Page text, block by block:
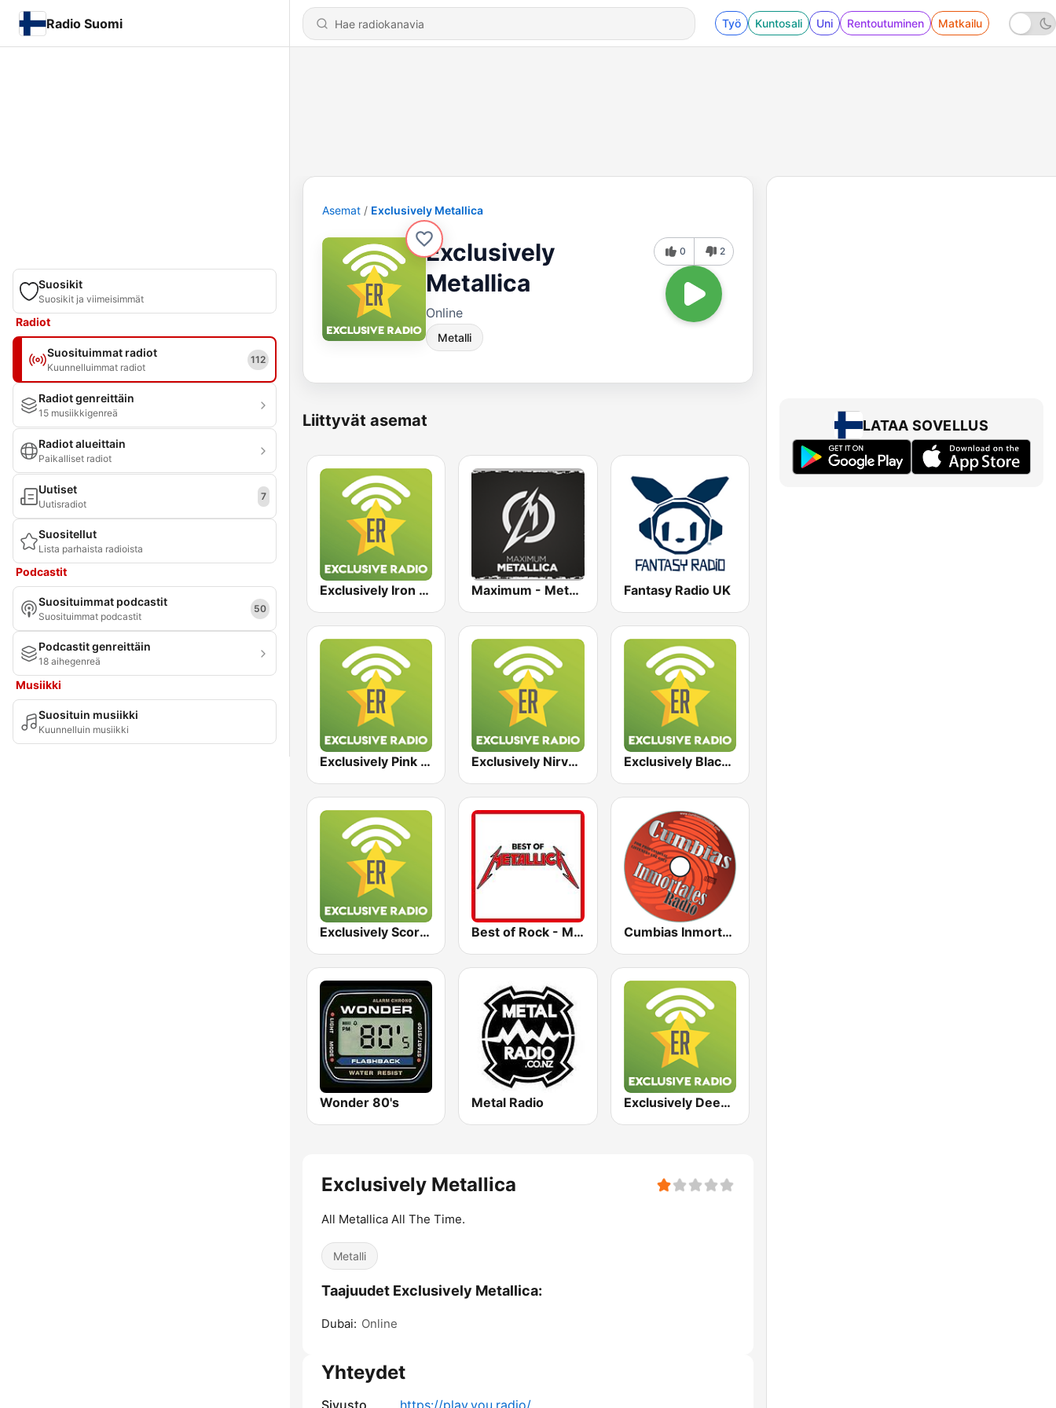
Radio Suomi Työ Kuntosali Uni Rentoutuminen Matkailu
Suosikit
Suosikit ja viimeisimmät
Radiot
Suosituimmat radiot
Kuunnelluimmat radiot
112
Radiot genreittäin
15 musiikkigenreä
Radiot alueittain
Paikalliset radiot
Uutiset
Uutisradiot
7
Suositellut
Lista parhaista radioista
Podcastit
Suosituimmat podcastit
Suosituimmat podcastit
50
Podcastit genreittäin
18 aihegenreä
Musiikki
Suosituin musiikki
Kuunnelluin musiikki
Asemat Exclusively Metallica
Exclusively
Metallica
Online
Metalli
0 2
Liittyvät asemat
Exclusively Iron Maiden Maximum - Metallica (Максимум) Fantasy Radio UK
Exclusively Pink Floyd Exclusively Nirvana Exclusively Black Sabbath
Exclusively Scorpions Best of Rock - Metallica Cumbias Inmortales Radio
Wonder 80's Metal Radio Exclusively Deep Purple
Exclusively Metallica
All Metallica All The Time.
Metalli
Taajuudet Exclusively Metallica:
Dubai: Online
Yhteydet
LATAA SOVELLUS